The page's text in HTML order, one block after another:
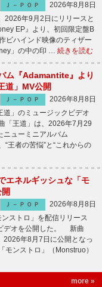
Ｊ－ＰＯＰ
2026年8月8日
年9月2日にリリースと
EP』より、初回限定盤B
ビハインド映像のティザー
」の中の印 … 続きを読む
ム『Adamantite』より
道」MV公開
Ｊ－ＰＯＰ
2026年8月8日
」のミュージックビデオ
王道」は、2026年7月29
ニューミニアルバム
“王者の苦悩”と“これからの
エネルギッシュな「モ
Ｊ－ＰＯＰ
2026年8月8日
ストロ」を配信リリース
デオを公開した。 新曲
2026年8月7日に公開となっ
ンストロ」（Monstruo）
more »